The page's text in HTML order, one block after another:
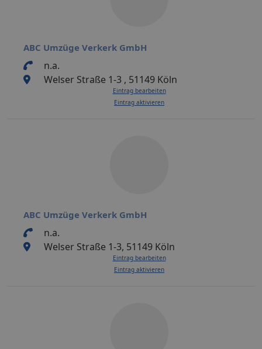
ABC Umzüge Verkerk GmbH
n.a.
Welser Straße 1-3 , 51149 Köln
Eintrag bearbeiten
Eintrag aktivieren
ABC Umzüge Verkerk GmbH
n.a.
Welser Straße 1-3, 51149 Köln
Eintrag bearbeiten
Eintrag aktivieren